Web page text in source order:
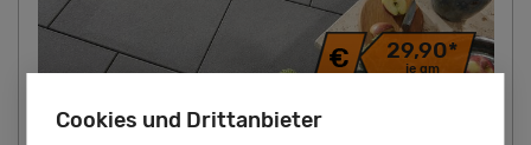
Cookies und Drittanbieter
29,90*
je qm
Gartenplatte Era